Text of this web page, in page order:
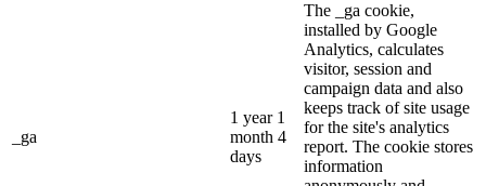
_ga
1 year 1
month 4
days
The _ga cookie,
installed by Google
Analytics, calculates
visitor, session and
campaign data and also
keeps track of site usage
for the site's analytics
report. The cookie stores
information